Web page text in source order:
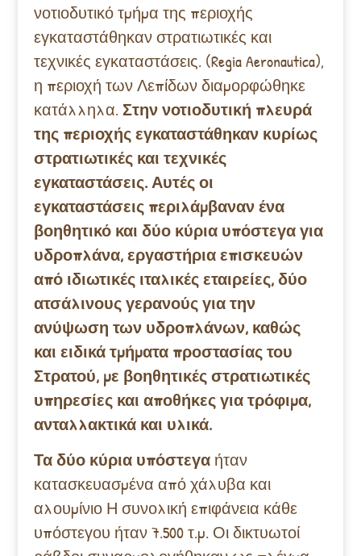
νοτιοδυτικό τμήμα της περιοχής
εγκαταστάθηκαν στρατιωτικές και
τεχνικές εγκαταστάσεις. (Regia Aeronautica),
η περιοχή των Λεπίδων διαμορφώθηκε
κατάλληλα.Στην νοτιοδυτική πλευρά
της περιοχής εγκαταστάθηκαν κυρίως
στρατιωτικές και τεχνικές
εγκαταστάσεις. Αυτές οι
εγκαταστάσεις περιλάμβαναν ένα
βοηθητικό και δύο κύρια υπόστεγα για
υδροπλάνα, εργαστήρια επισκευών
από ιδιωτικές ιταλικές εταιρείες, δύο
ατσάλινους γερανούς για την
ανύψωση των υδροπλάνων, καθώς
και ειδικά τμήματα προστασίας του
Στρατού, με βοηθητικές στρατιωτικές
υπηρεσίες και αποθήκες για τρόφιμα,
ανταλλακτικά και υλικά.
Τα δύο κύρια υπόστεγα ήταν
κατασκευασμένα από χάλυβα και
αλουμίνιο Η συνολική επιφάνεια κάθε
υπόστεγου ήταν 7.500 τ.μ. Οι δικτυωτοί